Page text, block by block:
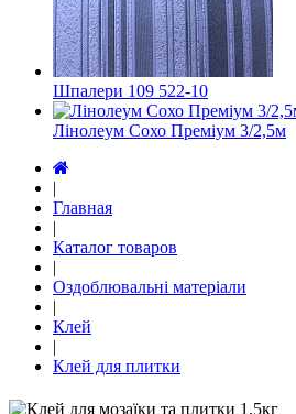
Шпалери 109 522-10
Лінолеум Сохо Преміум 3/2,5м
|
Главная
|
Каталог товаров
|
Оздоблювальні матеріали
|
Клей
|
Клей для плитки